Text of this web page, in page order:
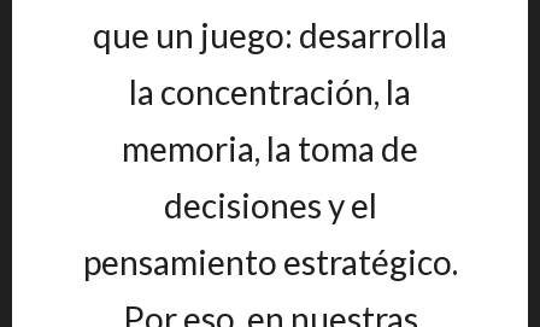
que un juego: desarrolla
la concentración, la
memoria, la toma de
decisiones y el
pensamiento estratégico.
Por eso, en nuestras